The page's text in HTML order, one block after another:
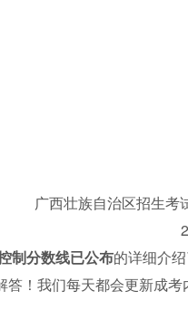
广西壮族自治区招生考
制分数线已公布的详细介
！我们每天都会更新成考